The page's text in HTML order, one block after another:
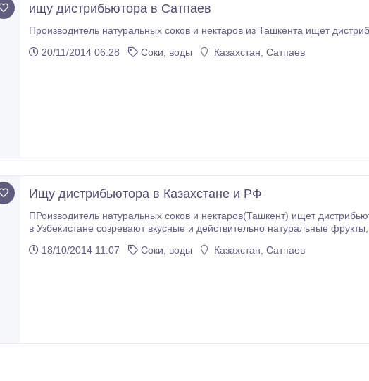
ищу дистрибьютора в Сатпаев
Производитель натуральных соков и нектаров из Ташкента ищет
20/11/2014 06:28
Соки, воды Казахстан, Сатпаев
Ищу дистрибьютора в Казахстане и РФ
ПРоизводитель натуральных соков и нектаров(Ташкент) ищет
в Узбекистане созревают вкусные и действительно натуральные фрукты, поэтому нам не приходится добавлять химию. Мы
18/10/2014 11:07
Соки, воды Казахстан, Сатпаев